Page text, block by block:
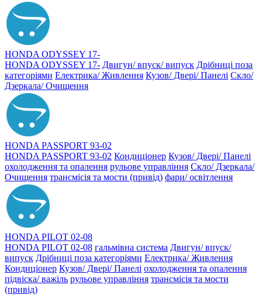
HONDA ODYSSEY 17-
HONDA ODYSSEY 17- Двигун/ впуск/ випуск Дрібниці поза
категоріями Електрика/ Живлення Кузов/ Двері/ Панелі Скло/
Дзеркала/ Очищення
HONDA PASSPORT 93-02
HONDA PASSPORT 93-02 Кондиціонер Кузов/ Двері/ Панелі
охолодження та опалення рульове управління Скло/ Дзеркала/
Очищення трансмісія та мости (привід) фари/ освітлення
HONDA PILOT 02-08
HONDA PILOT 02-08 гальмівна система Двигун/ впуск/
випуск Дрібниці поза категоріями Електрика/ Живлення
Кондиціонер Кузов/ Двері/ Панелі охолодження та опалення
підвіска/ важіль рульове управління трансмісія та мости
(привід)